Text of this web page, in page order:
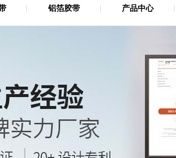
铝箔胶带 产品中心